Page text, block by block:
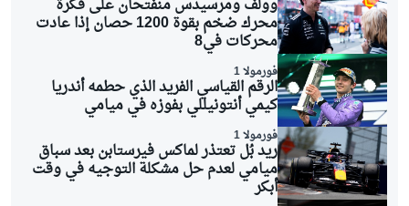
محرك ضخم بقوة 1200 حصان إذا عادت
محركات في8
فورمولا 1
الرقم القياسي الفريد الذي حطمه أندريا
كيمي أنتونيللي بفوزه في ميامي
فورمولا 1
ريد بُل تعتذر لماكس فيرستابن بعد سباق
ميامي لعدم حل مشكلة التوجيه في وقت
أبكر